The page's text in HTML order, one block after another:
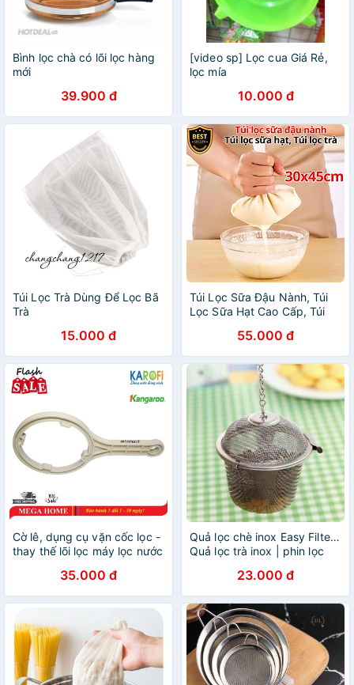
Bình lọc chà có lõi lọc hàng
mới
39.900 đ
[video sp] Lọc cua Giá Rẻ,
lọc mía
10.000 đ
Túi Lọc Trà Dùng Để Lọc Bã
Trà
15.000 đ
Túi Lọc Sữa Đậu Nành, Túi
Lọc Sữa Hạt Cao Cấp, Túi
Hàng Chính Hãng
55.000 đ
Cờ lê, dụng cụ vặn cốc lọc -
thay thế lõi lọc máy lọc nước
35.000 đ
Quả lọc chè inox Easy Filter |
Quả lọc trà inox | phin lọc
23.000 đ